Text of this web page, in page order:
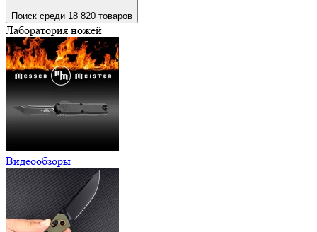
Поиск среди 18 820 товаров
Лаборатория ножей
Видеообзоры